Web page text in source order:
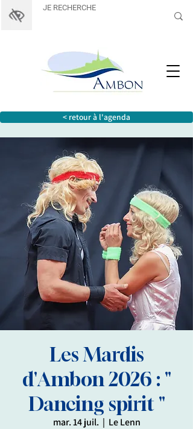
< retour à l'agenda
Les Mardis
d'Ambon 2026 : "
Dancing spirit "
mar. 14 juil.
  |
Le Lenn